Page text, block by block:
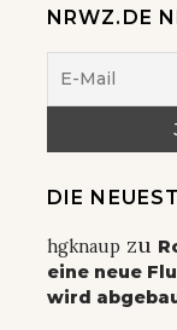
NRWZ.DE
DIE
hgknaup zu
eine neue
wird